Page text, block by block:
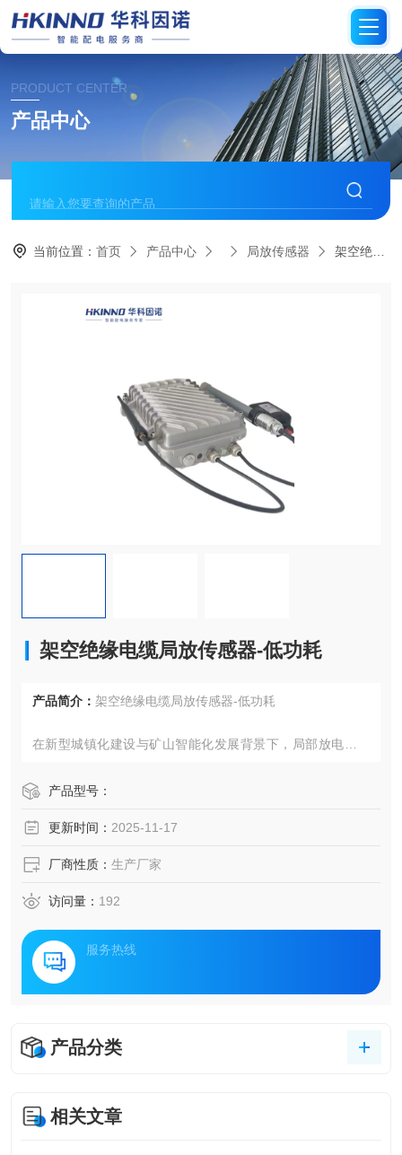
PRODUCT CENTER
产品中心
当前位置：首页 产品中心 局放传感器 架空绝缘电缆局放传感器-低功耗
架空绝缘电缆局放传感器-低功耗
产品简介： 架空绝缘电缆局放传感器-低功耗
在新型城镇化建设与矿山智能化发展背景下，局部放电监测
架空绝缘电缆与矿用电缆两大场景，解析基于暂态地电压（T
产品型号：
更新时间： 2025-11-17
厂商性质： 生产厂家
访问量： 192
服务热线
产品分类
相关文章